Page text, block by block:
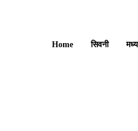
Home सिवनी